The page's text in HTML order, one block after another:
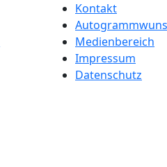
Kontakt
Medienbereich
Impressum
Datenschutz